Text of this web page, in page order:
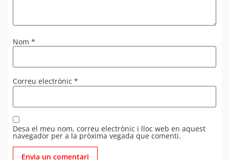
Nom *
Correu electrònic *
Desa el meu nom, correu electrònic i lloc web en aquest
navegador per a la pròxima vegada que comenti.